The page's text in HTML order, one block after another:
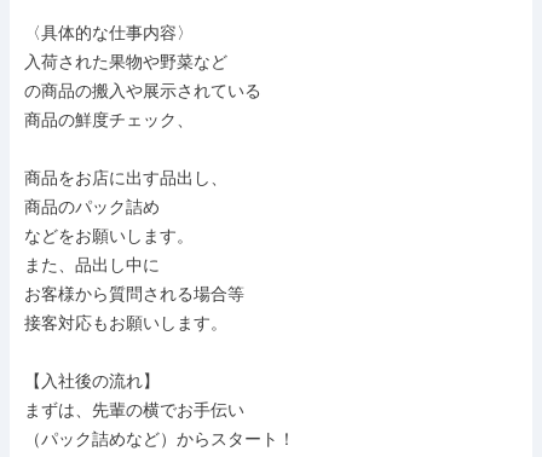
〈具体的な仕事内容〉
入荷された果物や野菜など
の商品の搬入や展示されている
商品の鮮度チェック、
商品をお店に出す品出し、
商品のパック詰め
などをお願いします。
また、品出し中に
お客様から質問される場合等
接客対応もお願いします。
【入社後の流れ】
まずは、先輩の横でお手伝い
（パック詰めなど）からスタート！